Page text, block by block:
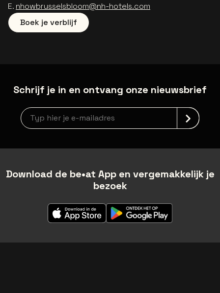
E. nhowbrusselsbloom@nh-hotels.com
Boek je verblijf
Schrijf je in en ontvang onze nieuwsbrief
Nieuwsbrief aanmelding
Download de be•at App en vergemakkelijk je
bezoek